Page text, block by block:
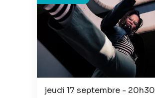
jeudi 17 septembre - 20h30